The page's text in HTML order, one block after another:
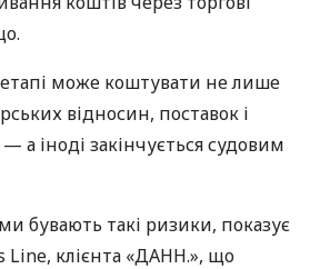
може коштувати не лише
відносин, поставок і
а іноді закінчується судовим
бувають такі ризики, показує
Line, клієнта «ДАНН.», що